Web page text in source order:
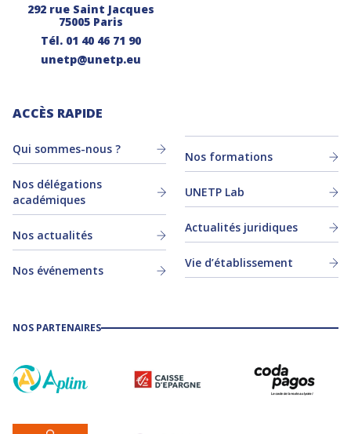
292 rue Saint Jacques
75005 Paris
Tél. 01 40 46 71 90
unetp@unetp.eu
ACCÈS RAPIDE
Qui sommes-nous ?
Nos délégations
académiques
Nos actualités
Nos événements
Nos formations
UNETP Lab
Actualités juridiques
Vie d’établissement
NOS PARTENAIRES